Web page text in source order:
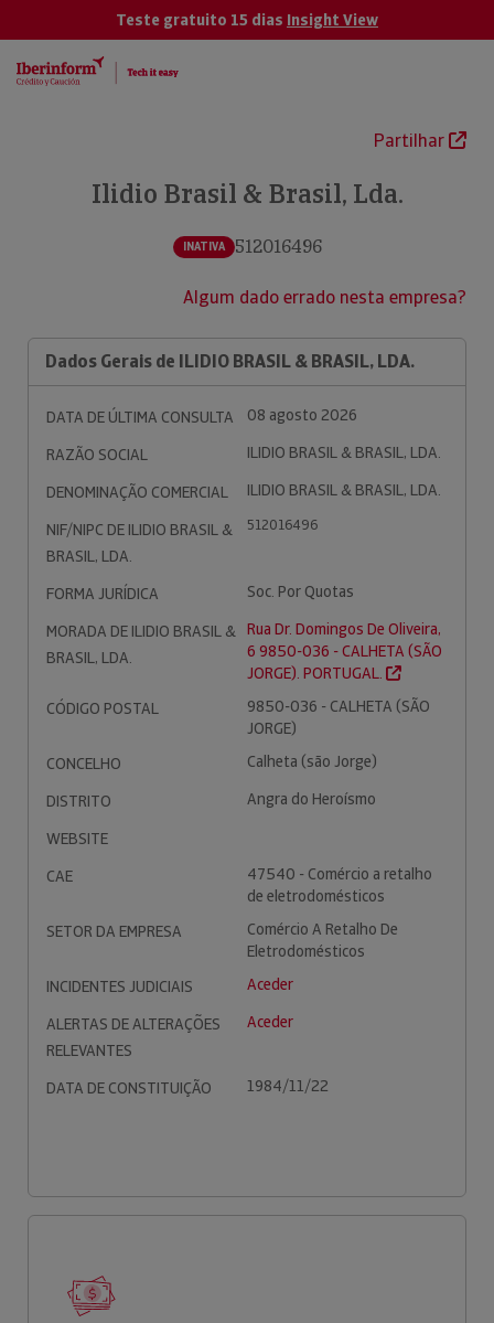
Teste gratuito 15 dias Insight View
Partilhar
Ilidio Brasil & Brasil, Lda.
INATIVA 512016496
Algum dado errado nesta empresa?
Dados Gerais de ILIDIO BRASIL & BRASIL, LDA.
DATA DE ÚLTIMA CONSULTA
08 agosto 2026
RAZÃO SOCIAL
ILIDIO BRASIL & BRASIL, LDA.
DENOMINAÇÃO COMERCIAL
ILIDIO BRASIL & BRASIL, LDA.
NIF/NIPC DE ILIDIO BRASIL &
BRASIL, LDA.
512016496
FORMA JURÍDICA
Soc. Por Quotas
MORADA DE ILIDIO BRASIL &
BRASIL, LDA.
Rua Dr. Domingos De Oliveira,
6 9850-036 - CALHETA (SÃO
JORGE). PORTUGAL.
CÓDIGO POSTAL
9850-036 - CALHETA (SÃO
JORGE)
CONCELHO
Calheta (são Jorge)
DISTRITO
Angra do Heroísmo
WEBSITE
CAE
47540 - Comércio a retalho
de eletrodomésticos
SETOR DA EMPRESA
Comércio A Retalho De
Eletrodomésticos
INCIDENTES JUDICIAIS
Aceder
ALERTAS DE ALTERAÇÕES
RELEVANTES
Aceder
DATA DE CONSTITUIÇÃO 1984/11/22